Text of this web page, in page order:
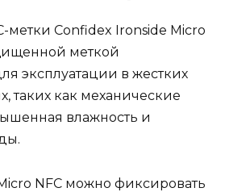
Confidex Ironside Micro
меткой
эксплуатации в жестких
таких как механические
влажность и
NFC можно фиксировать